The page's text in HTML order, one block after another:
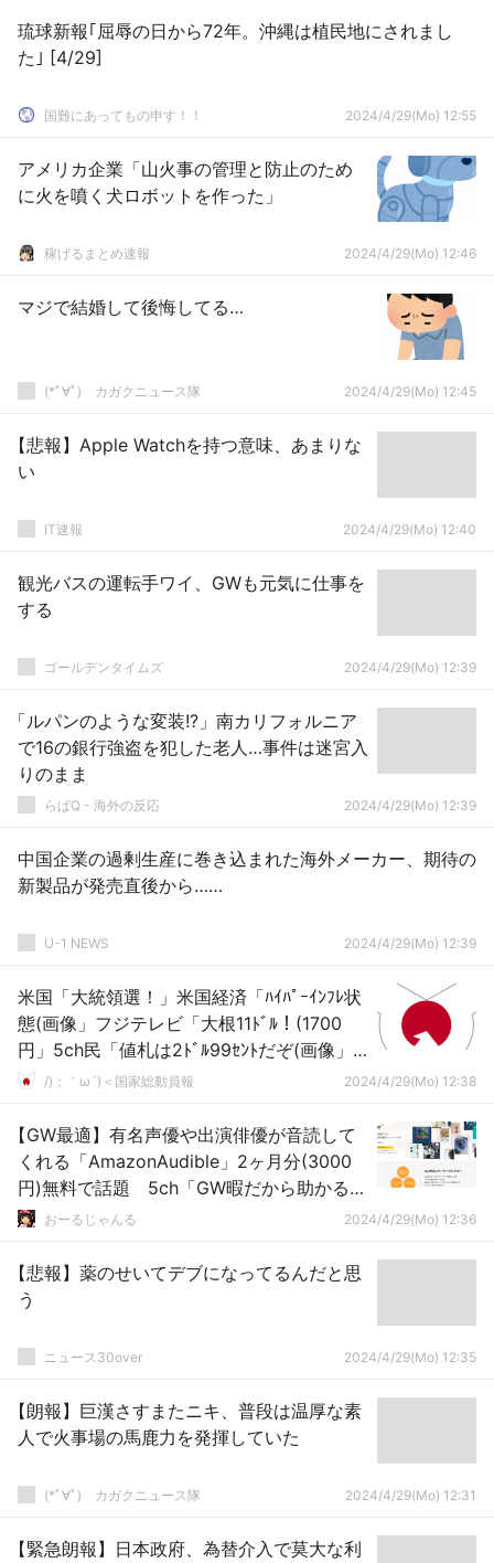
琉球新報｢屈辱の日から72年。沖縄は植民地にされまし
た｣ [4/29]
国難にあってもの申す！！ 2024/4/29(Mo) 12:55
アメリカ企業「山火事の管理と防止のため
に火を噴く犬ロボットを作った」
稼げるまとめ速報 2024/4/29(Mo) 12:46
マジで結婚して後悔してる…
(*ﾟ∀ﾟ)ゞカガクニュース隊 2024/4/29(Mo) 12:45
【悲報】Apple Watchを持つ意味、あまりな
い
IT速報 2024/4/29(Mo) 12:40
観光バスの運転手ワイ、GWも元気に仕事を
する
ゴールデンタイムズ 2024/4/29(Mo) 12:39
「ルパンのような変装!?」南カリフォルニア
で16の銀行強盗を犯した老人…事件は迷宮入
りのまま
らばQ - 海外の反応 2024/4/29(Mo) 12:39
中国企業の過剰生産に巻き込まれた海外メーカー、期待の
新製品が発売直後から……
U-1 NEWS 2024/4/29(Mo) 12:39
米国「大統領選！」米国経済「ﾊｲﾊﾟｰｲﾝﾌﾚ状
態(画像」フジテレビ「大根11ﾄﾞﾙ！(1700
円」5ch民「値札は2ﾄﾞﾙ99ｾﾝﾄだぞ(画像」
CNN「世論調査！(動画」トランプ「優
/)；｀ω´)＜国家総動員報 2024/4/29(Mo) 12:38
【GW最適】有名声優や出演俳優が音読して
くれる「AmazonAudible」2ヶ月分(3000
円)無料で話題 5ch「GW暇だから助かる」
「登録リセットされた！？ｗ」
おーるじゃんる 2024/4/29(Mo) 12:36
【悲報】薬のせいてデブになってるんだと思
う
ニュース30over 2024/4/29(Mo) 12:35
【朗報】巨漢さすまたニキ、普段は温厚な素
人で火事場の馬鹿力を発揮していた
(*ﾟ∀ﾟ)ゞカガクニュース隊 2024/4/29(Mo) 12:31
【緊急朗報】日本政府、為替介入で莫大な利